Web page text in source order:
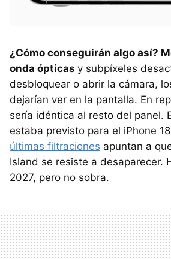
¿Cómo conseguirán algo así?
onda ópticas y subpíxeles
desbloquear o abrir la cámara,
dejarían ver en la pantalla. En
sería idéntica al resto del panel.
estaba previsto para el iPhone
últimas filtraciones apuntan a
Island se resiste a desaparecer.
2027, pero no sobra.